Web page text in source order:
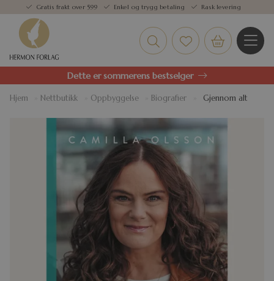
Gratis frakt over 599 Enkel og trygg betaling Rask levering
Dette er sommerens bestselger
Hjem Nettbutikk Oppbyggelse Biografier Gjennom alt